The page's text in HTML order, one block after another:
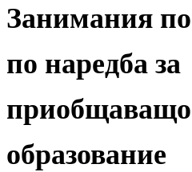
Занимания
по наредба за
приобщаващо
образование